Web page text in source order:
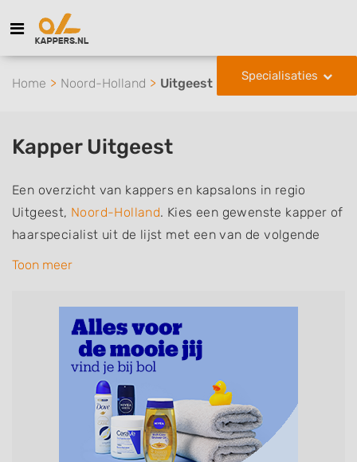
Specialisaties
Home Noord-Holland Uitgeest
Kapper Uitgeest
Een overzicht van kappers en kapsalons in regio
Uitgeest, Noord-Holland. Kies een gewenste kapper of
haarspecialist uit de lijst met een van de volgende
specialisaties of aantekeningen: mannen of
zonder afspraak terecht kunt. De vermelde kappers
kunnen uw haren wassen, knippen, föhnen en kleuren,
maar ook helpen met extensions, balyage, invlechten,
opsteken, weave, een keratinebehandeling, een
permanent, een bruidkapsel, make-up & visagie,
epileren, schoonheidsbehandelingen, het trimmen van
een baard en pruiken. U kunt de zoekresultaten
Toon meer